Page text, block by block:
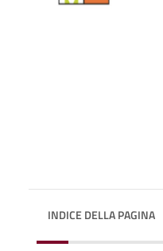
INDICE DELLA PAGINA